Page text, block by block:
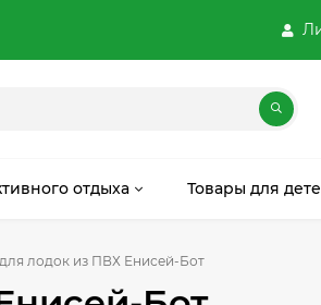
отдыха Товары для
лодок из ПВХ Енисей-Бот